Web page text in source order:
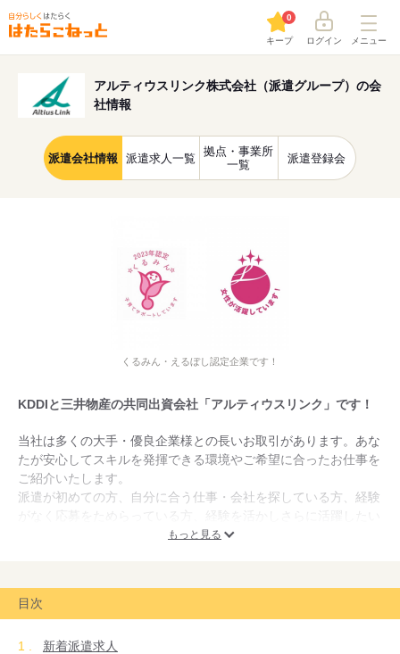
キープ
0
ログイン メニュー
アルティウスリンク株式会社（派遣グループ）の会
社情報
派遣会社情報 派遣求人一覧
拠点・事業所
一覧
派遣登録会
くるみん・えるぼし認定企業です！
KDDIと三井物産の共同出資会社「アルティウスリンク」です！
当社は多くの大手・優良企業様との長いお取引があります。あな
たが安心してスキルを発揮できる環境やご希望に合ったお仕事を
ご紹介いたします。
派遣が初めての方、自分に合う仕事・会社を探している方、経験
がなく応募をためらっている方、経験を活かしさらに活躍したい
方… みなさん、大歓迎です。最適なお仕事を一緒に探しましょ
もっと見る
目次
新着派遣求人